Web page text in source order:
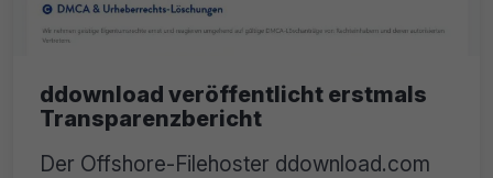
ddownload veröffentlicht erstmals
Transparenzbericht
Der Offshore-Filehoster ddownload.com